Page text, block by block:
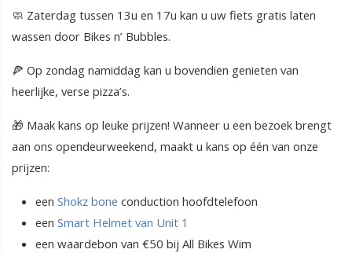
🧼 Zaterdag tussen 13u en 17u kan u uw fiets gratis laten
wassen door Bikes n’ Bubbles.
🍕 Op zondag namiddag kan u bovendien genieten van
heerlijke, verse pizza’s.
🎁 Maak kans op leuke prijzen! Wanneer u een bezoek brengt
aan ons opendeurweekend, maakt u kans op één van onze
prijzen:
een Shokz bone conduction hoofdtelefoon
een Smart Helmet van Unit 1
een waardebon van €50 bij All Bikes Wim